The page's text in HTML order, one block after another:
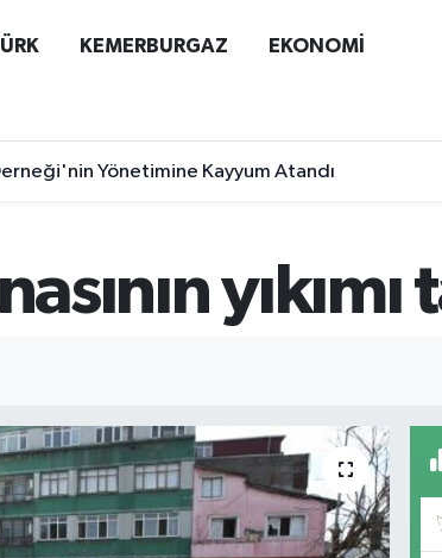
KEMERBURGAZ EKONOMİ
Yönetimine Kayyum Atandı